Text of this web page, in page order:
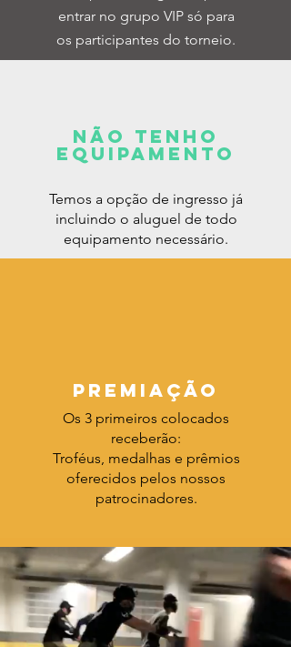
entrar no grupo VIP só para
os participantes do torneio.
NÃO TENHO
EQUIPAMENTO
Temos a opção de ingresso já
incluindo o aluguel de todo
equipamento necessário.
PREMIAÇÃO
Os 3 primeiros colocados
receberão:
Troféus, medalhas e prêmios
oferecidos pelos nossos
patrocinadores.